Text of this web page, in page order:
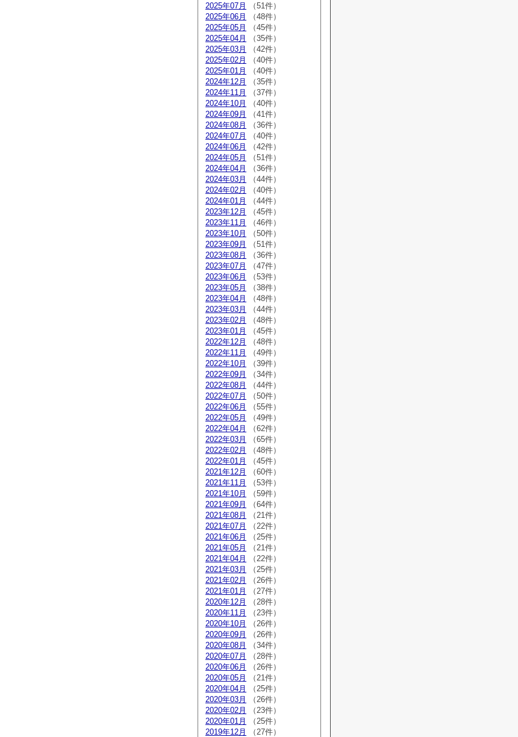
2025年07月
（51件）
2025年06月
（48件）
2025年05月
（45件）
2025年04月
（35件）
2025年03月
（42件）
2025年02月
（40件）
2025年01月
（40件）
2024年12月
（35件）
2024年11月
（37件）
2024年10月
（40件）
2024年09月
（41件）
2024年08月
（36件）
2024年07月
（40件）
2024年06月
（42件）
2024年05月
（51件）
2024年04月
（36件）
2024年03月
（44件）
2024年02月
（40件）
2024年01月
（44件）
2023年12月
（45件）
2023年11月
（46件）
2023年10月
（50件）
2023年09月
（51件）
2023年08月
（36件）
2023年07月
（47件）
2023年06月
（53件）
2023年05月
（38件）
2023年04月
（48件）
2023年03月
（44件）
2023年02月
（48件）
2023年01月
（45件）
2022年12月
（48件）
2022年11月
（49件）
2022年10月
（39件）
2022年09月
（34件）
2022年08月
（44件）
2022年07月
（50件）
2022年06月
（55件）
2022年05月
（49件）
2022年04月
（62件）
2022年03月
（65件）
2022年02月
（48件）
2022年01月
（45件）
2021年12月
（60件）
2021年11月
（53件）
2021年10月
（59件）
2021年09月
（64件）
2021年08月
（21件）
2021年07月
（22件）
2021年06月
（25件）
2021年05月
（21件）
2021年04月
（22件）
2021年03月
（25件）
2021年02月
（26件）
2021年01月
（27件）
2020年12月
（28件）
2020年11月
（23件）
2020年10月
（26件）
2020年09月
（26件）
2020年08月
（34件）
2020年07月
（28件）
2020年06月
（26件）
2020年05月
（21件）
2020年04月
（25件）
2020年03月
（26件）
2020年02月
（23件）
2020年01月
（25件）
2019年12月
（27件）